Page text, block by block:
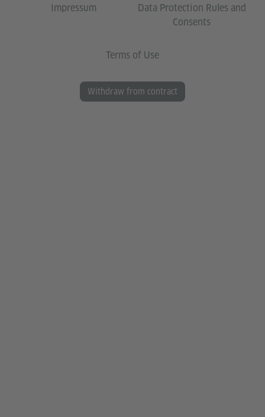
Impressum
Data Protection Rules and
Consents
Terms of Use
Withdraw from contract